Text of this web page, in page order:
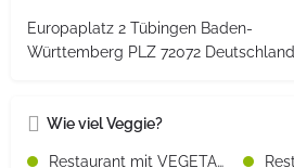
Europaplatz 2 Tübingen Baden-
Württemberg PLZ 72072 Deutschland
Wie viel Veggie?
Restaurant mit VEGETARISCHEN Speisen